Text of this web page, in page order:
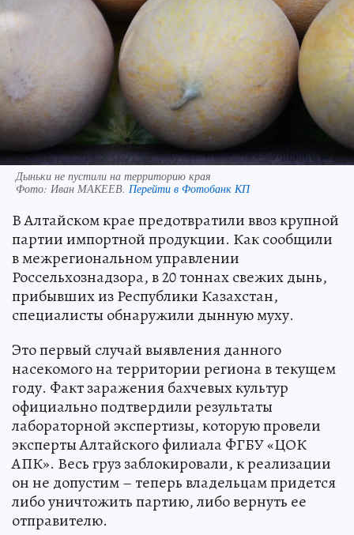
Дыньки не пустили на территорию края
Фото: Иван МАКЕЕВ. Перейти в Фотобанк КП
В Алтайском крае предотвратили ввоз крупной
партии импортной продукции. Как сообщили
в межрегиональном управлении
Россельхознадзора, в 20 тоннах свежих дынь,
прибывших из Республики Казахстан,
специалисты обнаружили дынную муху.
Это первый случай выявления данного
насекомого на территории региона в текущем
году. Факт заражения бахчевых культур
официально подтвердили результаты
лабораторной экспертизы, которую провели
эксперты Алтайского филиала ФГБУ «ЦОК
АПК». Весь груз заблокировали, к реализации
он не допустим – теперь владельцам придется
либо уничтожить партию, либо вернуть ее
отправителю.